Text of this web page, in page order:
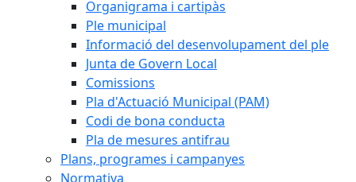
Organigrama i cartipàs
Ple municipal
Informació del desenvolupament del ple
Junta de Govern Local
Comissions
Pla d'Actuació Municipal (PAM)
Codi de bona conducta
Pla de mesures antifrau
Plans, programes i campanyes
Normativa